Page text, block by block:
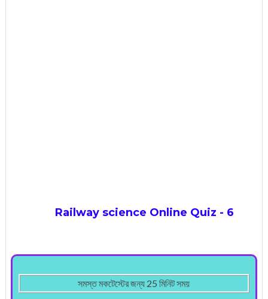
Railway science Online Quiz - 6
সমস্ত মকটেস্টের জন্য 25 মিনিট সময়